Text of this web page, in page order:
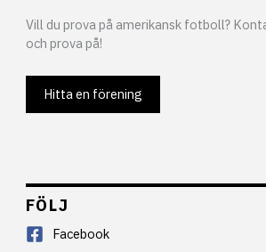
Vill du prova på amerikansk fotboll?
och prova på!
Hitta en förening
FÖLJ
Facebook